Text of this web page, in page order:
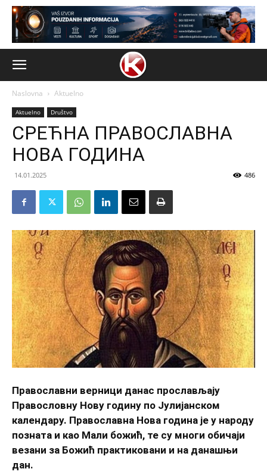
Naslovna Aktuelno
Aktuelno Društvo
СРЕЋНА ПРАВОСЛАВНА
НОВА ГОДИНА
14.01.2025 486
Православни верници данас прослављају
Правословну Нову годину по Јулијанском
календару. Православна Нова година је у народу
позната и као Мали божић, те су многи обичаји
везани за Божић практиковани и на данашњи
дан.